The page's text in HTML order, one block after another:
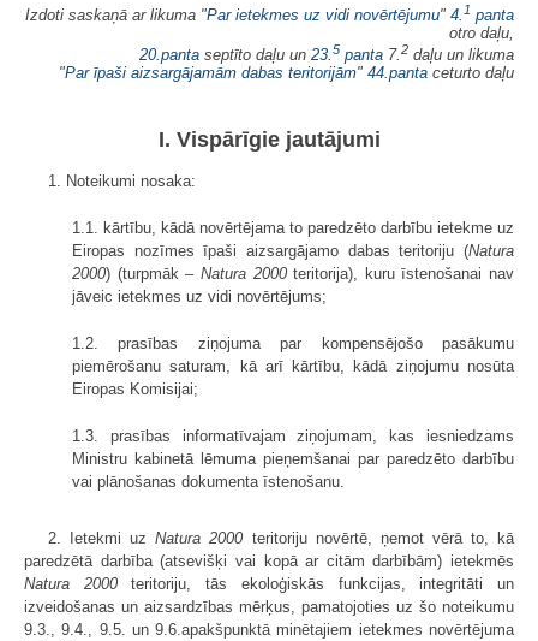
Izdoti saskaņā ar likuma "Par ietekmes uz vidi novērtējumu" 4. 1 panta
otro daļu,
20.panta septīto daļu un 23.5 panta 7.2 daļu un likuma
"Par īpaši aizsargājamām dabas teritorijām" 44.panta ceturto daļu
I. Vispārīgie jautājumi
1. Noteikumi nosaka:
1.1. kārtību, kādā novērtējama to paredzēto darbību ietekme uz
Eiropas nozīmes īpaši aizsargājamo dabas teritoriju (Natura
2000) (turpmāk – Natura 2000teritorija), kuru īstenošanai nav
jāveic ietekmes uz vidi novērtējums;
1.2. prasības ziņojuma par kompensējošo pasākumu
piemērošanu saturam, kā arī kārtību, kādā ziņojumu nosūta
Eiropas Komisijai;
1.3. prasības informatīvajam ziņojumam, kas iesniedzams
Ministru kabinetā lēmuma pieņemšanai par paredzēto darbību
vai plānošanas dokumenta īstenošanu.
2. Ietekmi uzNatura 2000 teritoriju novērtē, ņemot vērā to, kā
paredzētā darbība (atsevišķi vai kopā ar citām darbībām) ietekmēs
Natura 2000teritoriju, tās ekoloģiskās funkcijas, integritāti un
izveidošanas un aizsardzības mērķus, pamatojoties uz šo noteikumu
9.3., 9.4., 9.5. un 9.6.apakšpunktā minētajiem ietekmes novērtējuma